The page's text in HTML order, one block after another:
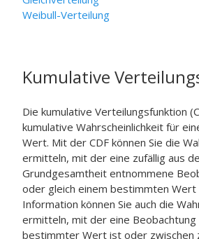
Weibull-Verteilung
Kumulative
Die kumulative Verteilungsfunktion
kumulative Wahrscheinlichkeit für
Wert. Mit der CDF können Sie die
ermitteln, mit der eine zufällig aus
Grundgesamtheit entnommene
oder gleich einem bestimmten Wert
Information können Sie auch die
ermitteln, mit der eine
bestimmter Wert ist oder zwischen